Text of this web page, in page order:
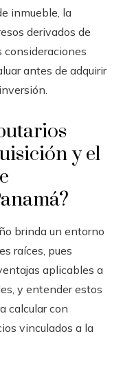
inmueble, la
derivados de
consideraciones
antes de adquirir
y el
brinda un entorno
raíces, pues
aplicables a
y entender estos
calcular con
vinculados a la